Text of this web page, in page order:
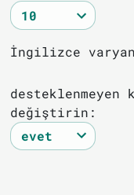
İngilizce
değiştirin: